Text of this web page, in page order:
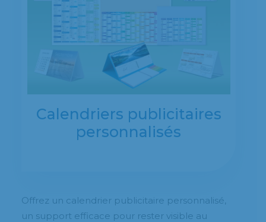
Calendriers publicitaires
personnalisés
Offrez un calendrier publicitaire personnalisé,
un support efficace pour rester visible au